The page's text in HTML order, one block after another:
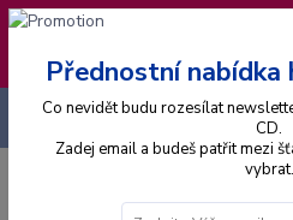
❣️ Od 4.8. do 13.8.
expedice objednávek
+420 725 736 293
Přednostní nabídka
Co nevidět budu rozesílat
CD.
Zadej email a budeš patřit mezi
vybrat.